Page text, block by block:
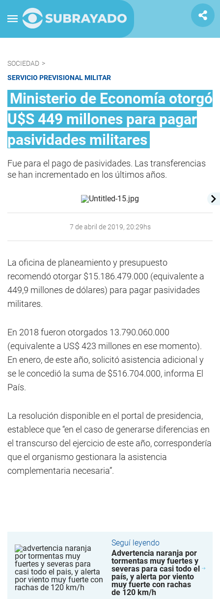
SOCIEDAD >
SERVICIO PREVISIONAL MILITAR
Ministerio de Economía otorgó
U$S 449 millones para pagar
pasividades militares
Fue para el pago de pasividades. Las transferencias
se han incrementado en los últimos años.
7 de abril de 2019, 20:29hs
La oficina de planeamiento y presupuesto
recomendó otorgar $15.186.479.000 (equivalente a
449,9 millones de dólares) para pagar pasividades
militares.
En 2018 fueron otorgados 13.790.060.000
(equivalente a US$ 423 millones en ese momento).
En enero, de este año, solicitó asistencia adicional y
se le concedió la suma de $516.704.000, informa El
País.
La resolución disponible en el portal de presidencia,
establece que “en el caso de generarse diferencias en
el transcurso del ejercicio de este año, correspondería
que el organismo gestionara la asistencia
complementaria necesaria”.
Seguí leyendo
Advertencia naranja por
tormentas muy fuertes y
severas para casi todo el
país, y alerta por viento
muy fuerte con rachas
de 120 km/h